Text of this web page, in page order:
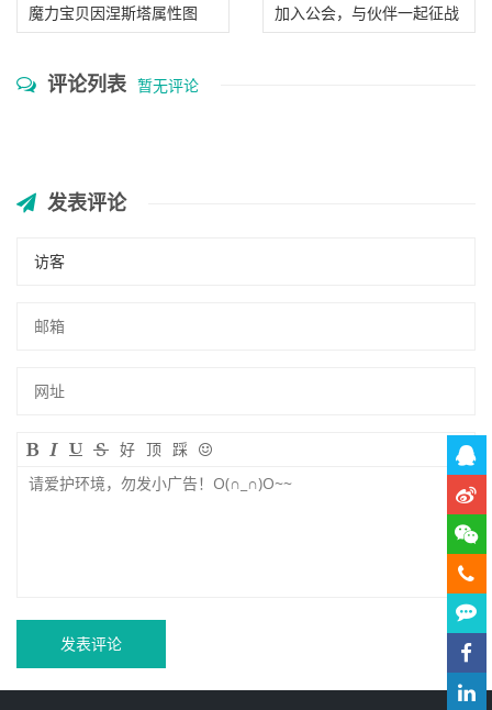
魔力宝贝因涅斯塔属性图
加入公会，与伙伴一起征战
评论列表 暂无评论
发表评论
好 顶 踩